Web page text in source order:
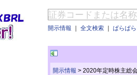
開示情報 ｜ 全文検索 ｜ ぱらぱ
開示情報 > 2020年定時株主総